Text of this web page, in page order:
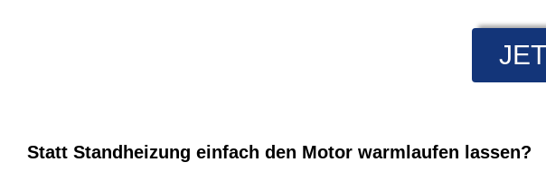
Statt Standheizung einfach den Motor warmlaufen lassen?